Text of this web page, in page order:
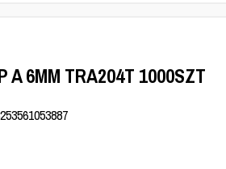
A 6MM TRA204T 1000SZT